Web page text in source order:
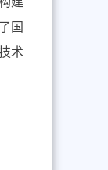
国
术